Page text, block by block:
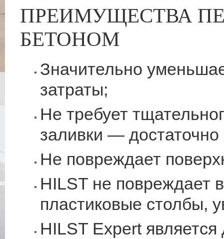
ПРЕИМУЩЕСТВА
БЕТОНОМ
Значительно
затраты;
Не требует
заливки —
Не повреждает
HILST не повреждает
пластиковые столбы,
HILST Expert